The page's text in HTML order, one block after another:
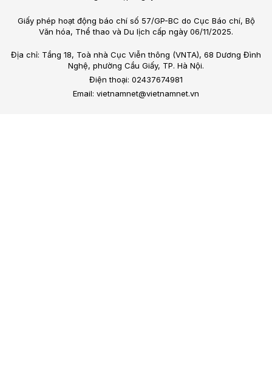
Giấy phép hoạt động báo chí số 57/GP-BC do Cục Báo chí, Bộ
Văn hóa, Thể thao và Du lịch cấp ngày 06/11/2025.
Địa chỉ: Tầng 18, Toà nhà Cục Viễn thông (VNTA), 68 Dương Đình
Nghệ, phường Cầu Giấy, TP. Hà Nội.
Điện thoại: 02437674981
Email: vietnamnet@vietnamnet.vn